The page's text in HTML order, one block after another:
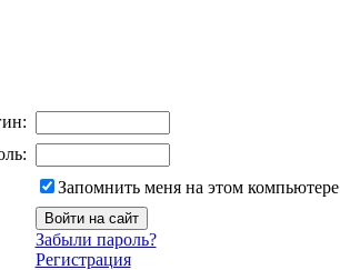
Запомнить меня на этом компьютере
Забыли пароль?
Регистрация